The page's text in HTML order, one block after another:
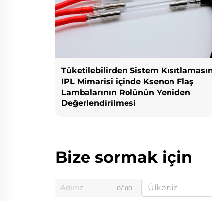
Tüketilebilirden Sistem
IPL Mimarisi içinde Ksenon Flaş
Lambalarının Rolünün Yeniden
Değerlendirilmesi
Bize sormak için
0/100 Ülkeniz